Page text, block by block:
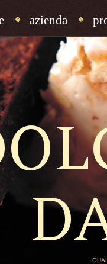
azienda